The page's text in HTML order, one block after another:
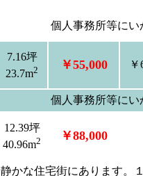
個人事務所等に
7.16坪
23.7m2 ￥55,000
個人事務所等に
12.39坪
40.96m2 ￥88,000
静かな住宅街にあります。